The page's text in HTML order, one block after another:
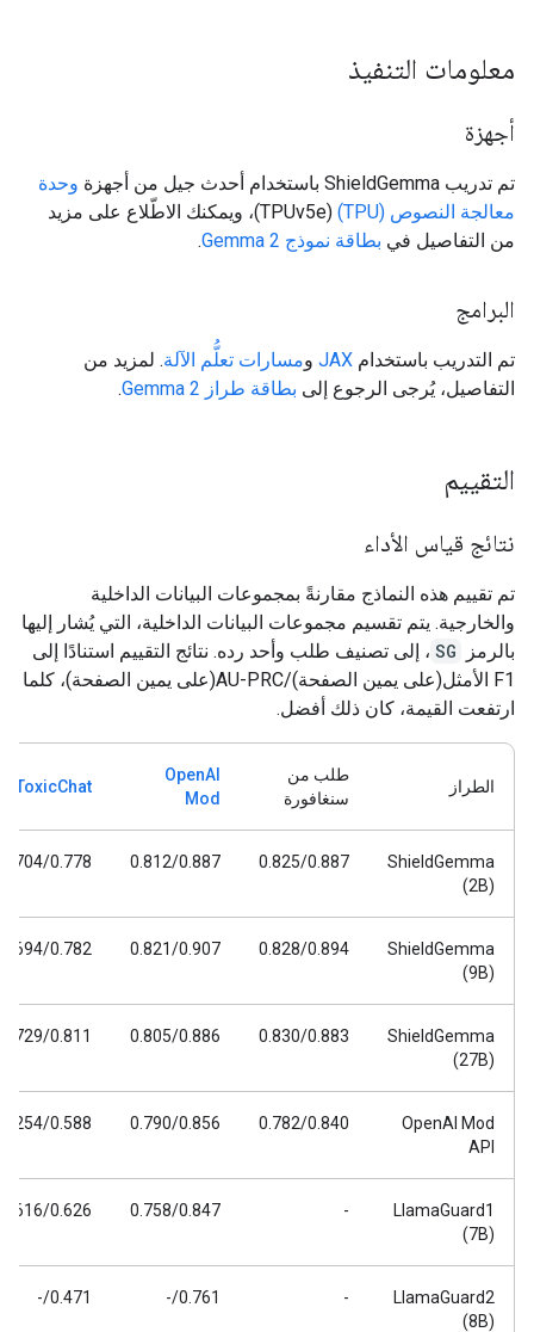
معلومات التنفيذ
أجهزة
تم تدريب ShieldGemma باستخدام أحدث جيل من أجهزة
وحدة
معالجة النصوص (TPU)
(TPUv5e)، ويمكنك الاطّلاع على مزيد
من التفاصيل في بطاقة نموذج Gemma 2 .
البرامج
تم التدريب باستخدام JAX ومسارات تعلُّم الآلة. لمزيد من
التفاصيل، يُرجى الرجوع إلى بطاقة طراز Gemma 2 .
التقييم
نتائج قياس الأداء
تم تقييم هذه النماذج مقارنةً بمجموعات البيانات الداخلية
والخارجية. يتم تقسيم مجموعات البيانات الداخلية، التي يُشار إليها
بالرمز
SG ، إلى تصنيف طلب وأحد رده. نتائج التقييم استنادًا إلى
F1 الأمثل(على يمين الصفحة)/AU-PRC(على يمين الصفحة)، كلما
ارتفعت القيمة، كان ذلك أفضل.
الطراز
طلب من
سنغافورة
OpenAI
Mod
ToxicChat
ShieldGemma
(2B)
0.825/0.887
0.812/0.887
0.704/0.778
ShieldGemma
(9B)
0.828/0.894
0.821/0.907
0.694/0.782
ShieldGemma
(27B)
0.830/0.883
0.805/0.886
0.729/0.811
OpenAI Mod
API
0.782/0.840
0.790/0.856
0.254/0.588
LlamaGuard1
(7B)
-
0.758/0.847
0.616/0.626
LlamaGuard2
(8B)
-
0.761/-
0.471/-